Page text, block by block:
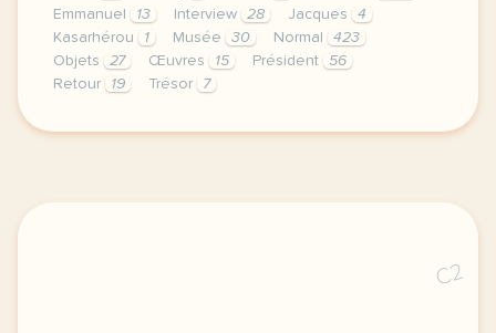
Emmanuel
13 Interview 28 Jacques
4
Kasarhérou
1 Musée 30 Normal
423
Objets
27 Œuvres 15 Président
56
Retour
19 Trésor 7
didomi host didomi components button cursor
C2